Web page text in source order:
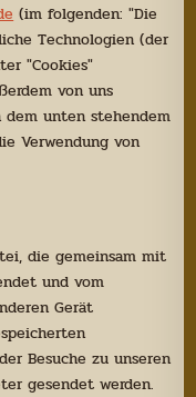
(im folgenden: "Die
Technologien (der
"Cookies"
von uns
unten stehendem
Verwendung von
die gemeinsam mit
und vom
Gerät
Besuche zu unseren
gesendet werden.